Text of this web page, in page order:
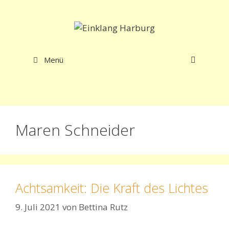
Menü
Maren Schneider
Achtsamkeit: Die Kraft des Lichtes
9. Juli 2021 von Bettina Rutz